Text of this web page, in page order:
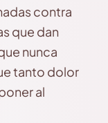
contra
que dan
nunca
tanto dolor
al